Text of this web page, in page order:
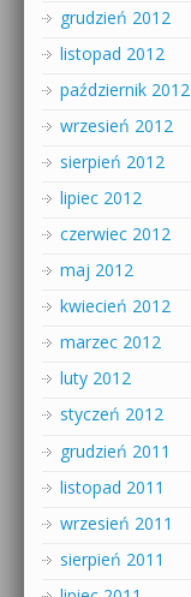
grudzień 2012
listopad 2012
październik 2012
wrzesień 2012
sierpień 2012
lipiec 2012
czerwiec 2012
maj 2012
kwiecień 2012
marzec 2012
luty 2012
styczeń 2012
grudzień 2011
listopad 2011
wrzesień 2011
sierpień 2011